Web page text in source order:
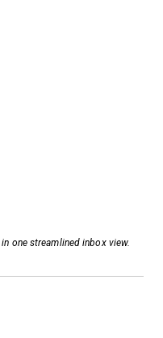
one streamlined inbox view.